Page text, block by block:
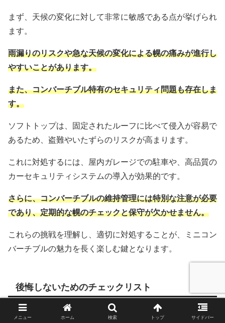
まず、天候の変化に対して非常に敏感である点が挙げられ
ます。
雨漏りのリスクや急な天候の変化による幌の痛みが進行し
やすいことがあります。
また、コンバーチブル特有のセキュリティ問題も存在しま
す。
ソフトトップは、固定されたルーフに比べて侵入が容易で
あるため、盗難やいたずらのリスクが高まります。
これに対処するには、屋内ガレージでの駐車や、高品質の
カーセキュリティシステムの導入が効果的です。
さらに、コンバーチブルの維持管理には特別な注意が必要
であり、定期的な幌のチェックと保守が欠かせません。
これらの挑戦を理解し、適切に対処することが、ミニコン
バーチブルの魅力を長く楽しむ鍵となります。
後悔しないためのチェックリスト
ミニ コンバーチブルを購入する前に、後悔を避けるため
メニュー ホーム 検索 トップ サイドバー